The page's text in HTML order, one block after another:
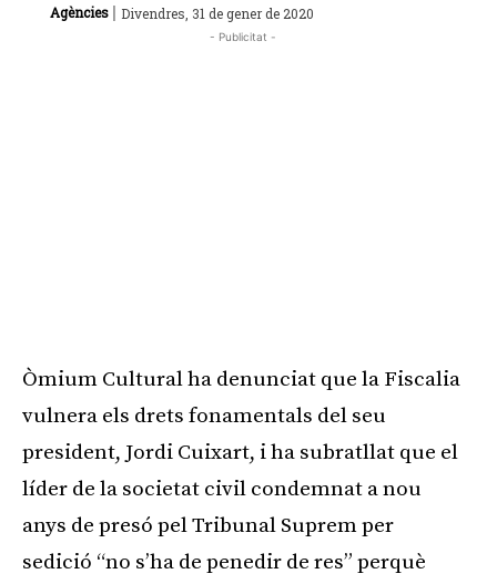
Agències | Divendres, 31 de gener de 2020
- Publicitat -
Òmium Cultural ha denunciat que la Fiscalia
vulnera els drets fonamentals del seu
president, Jordi Cuixart, i ha subratllat que el
líder de la societat civil condemnat a nou
anys de presó pel Tribunal Suprem per
sedició “no s’ha de penedir de res” perquè